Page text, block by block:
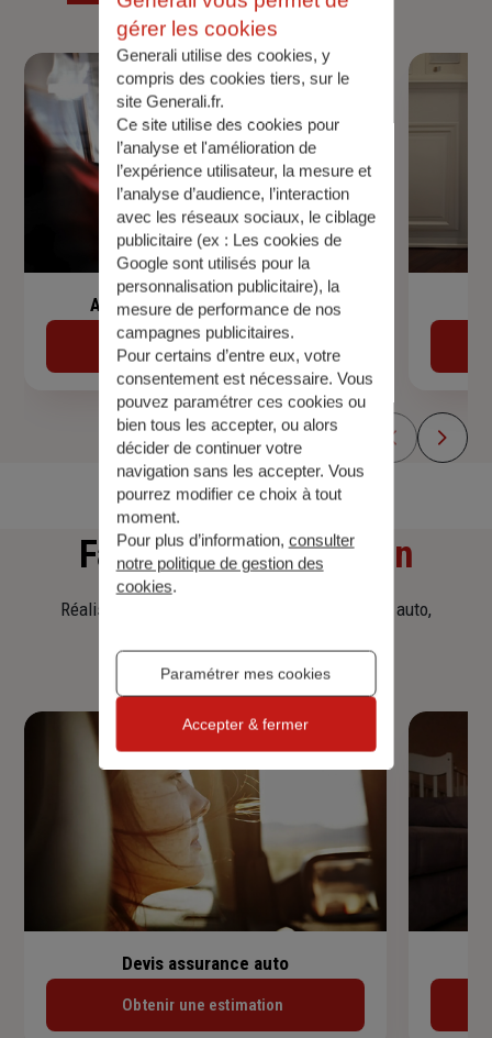
Assurance de prêt immobilier
Découvrir
Faitesune simulation
Réalisez une simulation tarifaire d'assurance, auto,
Devis assurance auto
Obtenir une estimation
gérer les cookies
Generali utilise des cookies, y
compris des cookies tiers, sur le
site Generali.fr.
Ce site utilise des cookies pour
l’analyse et l'amélioration de
l’expérience utilisateur, la mesure et
l’analyse d’audience, l’interaction
avec les réseaux sociaux, le ciblage
publicitaire (ex : Les cookies de
Google sont utilisés pour la
personnalisation publicitaire), la
mesure de performance de nos
campagnes publicitaires.
Pour certains d’entre eux, votre
consentement est nécessaire. Vous
pouvez paramétrer ces cookies ou
bien tous les accepter, ou alors
décider de continuer votre
navigation sans les accepter. Vous
pourrez modifier ce choix à tout
moment.
Pour plus d’information, consulter
notre politique de gestion des
cookies.
Paramétrer mes cookies
Accepter & fermer